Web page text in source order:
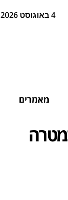
4 באוגוסט 2026 21:43
מאמרים